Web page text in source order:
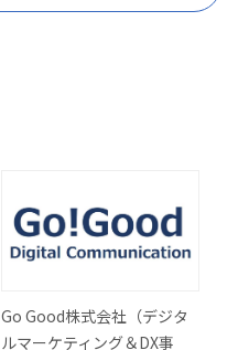
Go Good株式会社（デジタ
ルマーケティング＆DX事